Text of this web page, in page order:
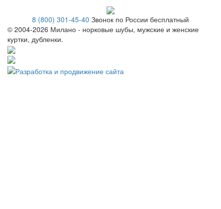
8 (800) 301-45-40 Звонок по России бесплатный
© 2004-2026 Милано - норковые шубы, мужские и женские
куртки, дубленки.